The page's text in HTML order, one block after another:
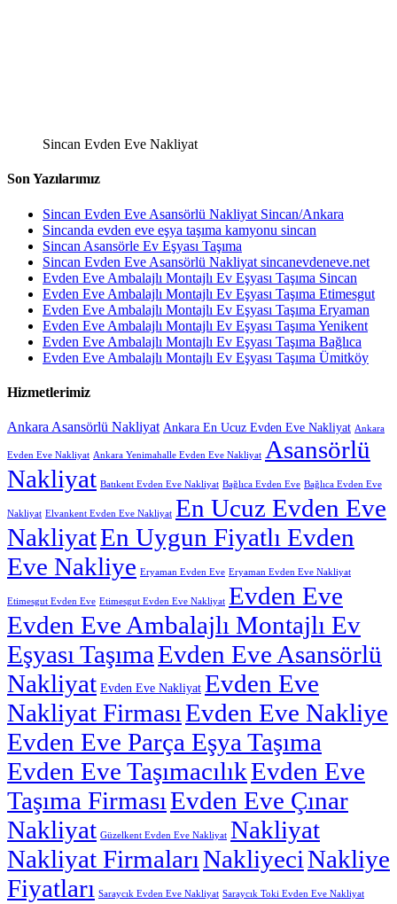
Sincan Evden Eve Nakliyat
Son Yazılarımız
Sincan Evden Eve Asansörlü Nakliyat Sincan/Ankara
Sincanda evden eve eşya taşıma kamyonu sincan
Sincan Asansörle Ev Eşyası Taşıma
Sincan Evden Eve Asansörlü Nakliyat sincanevdeneve.net
Evden Eve Ambalajlı Montajlı Ev Eşyası Taşıma Sincan
Evden Eve Ambalajlı Montajlı Ev Eşyası Taşıma Etimesgut
Evden Eve Ambalajlı Montajlı Ev Eşyası Taşıma Eryaman
Evden Eve Ambalajlı Montajlı Ev Eşyası Taşıma Yenikent
Evden Eve Ambalajlı Montajlı Ev Eşyası Taşıma Bağlıca
Evden Eve Ambalajlı Montajlı Ev Eşyası Taşıma Ümitköy
Hizmetlerimiz
Ankara Asansörlü Nakliyat Ankara En Ucuz Evden Eve Nakliyat Ankara
Evden Eve Nakliyat Ankara Yenimahalle Evden Eve Nakliyat Asansörlü
Nakliyat Batıkent Evden Eve Nakliyat Bağlıca Evden Eve Bağlıca Evden Eve
Nakliyat Elvankent Evden Eve Nakliyat En Ucuz Evden Eve
NakliyatEn Uygun Fiyatlı Evden
Eve Nakliye Eryaman Evden Eve Eryaman Evden Eve Nakliyat
Etimesgut Evden Eve Etimesgut Evden Eve Nakliyat Evden Eve
Evden Eve Ambalajlı Montajlı Ev
Eşyası TaşımaEvden Eve Asansörlü
Nakliyat Evden Eve Nakliyat Evden Eve
Nakliyat FirmasıEvden Eve Nakliye
Evden Eve Parça Eşya Taşıma
Evden Eve TaşımacılıkEvden Eve
Taşıma FirmasıEvden Eve Çınar
Nakliyat Güzelkent Evden Eve Nakliyat Nakliyat
Nakliyat FirmalarıNakliyeciNakliye
Fiyatları Saraycık Evden Eve Nakliyat Saraycık Toki Evden Eve Nakliyat